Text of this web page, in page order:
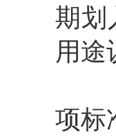
期划
用途
（
项标